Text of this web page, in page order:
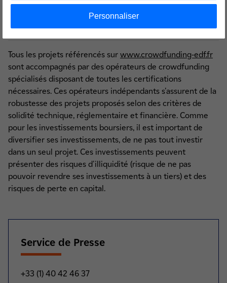
crowdsourcing des idées au crowdfunding des projets.»
À l'exception d'Enedis et de RTE
Tous les projets référencés sur www.crowdfunding-edf.fr
sont accompagnés par des opérateurs de crowdfunding
spécialisés disposant de toutes les certifications
nécessaires. Ces opérateurs indépendants s'assurent de la
robustesse des projets proposés selon des critères de
solidité technique, réglementaire et financière. Comme
pour les investissements boursiers, il est important de
diversifier ses investissements, de ne pas tout investir
dans un seul projet. Ces investissements peuvent
présenter des risques d'illiquidité (risque de ne pas
pouvoir revendre ses investissements à un tiers) et des
risques de perte en capital.
Service de Presse
+33 (1) 40 42 46 37
Personnaliser